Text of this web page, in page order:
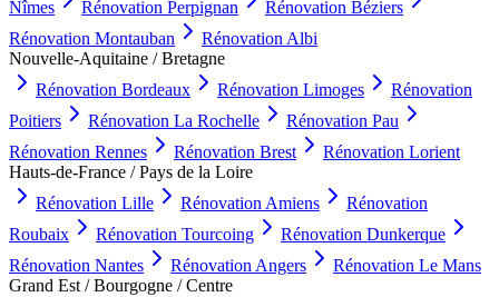
Nîmes
Rénovation Perpignan Rénovation Béziers
Rénovation Montauban Rénovation Albi
Nouvelle-Aquitaine / Bretagne
Rénovation Bordeaux Rénovation Limoges
Rénovation
Poitiers
Rénovation La Rochelle Rénovation Pau
Rénovation Rennes Rénovation Brest Rénovation Lorient
Hauts-de-France / Pays de la Loire
Rénovation Lille Rénovation Amiens
Rénovation
Roubaix
Rénovation Tourcoing Rénovation Dunkerque
Rénovation Nantes Rénovation Angers Rénovation Le Mans
Grand Est / Bourgogne / Centre